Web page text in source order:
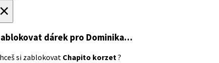
dárek pro Dominika…
si zablokovat Chapito korzet?